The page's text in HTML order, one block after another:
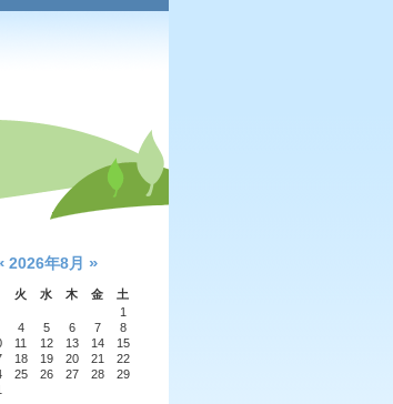
2026年8月 »
火 水 木 金
土
1
4 5 6 7
8
11 12 13 14
15
18 19 20 21
22
25 26 27 28
29